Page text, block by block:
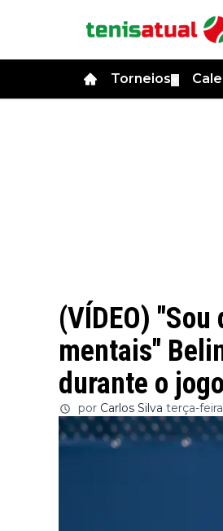
Torneios
(VÍDEO)
mentais"
durante o
por Carlos Silva terça-